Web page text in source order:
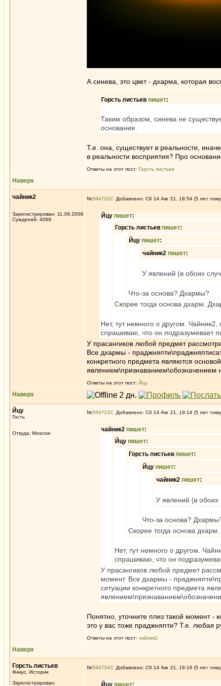
А синева, это цвет - дхарма, которая
Горсть листьев пишет:
Таким образом, синева не
основания.
Т.е. она, существует в реальности,
в реальности восприятия? Про
Ответы на этот пост: Горсть листьев
Наверх
чайник2
Зарегистрирован: 11.09.2008
Суждений: 4069
№584722 Добавлено: Сб 14 Авг 21, 18:54 (5 лет
Йцу пишет:
Горсть листьев пишет:
Йцу пишет:
чайник2 пишет:
У явлений (в обоих
Что-за основа? Дхармы?
Скорее тогда основа дхарм.
Нет, тут немного о другом.
спрашиваю, что он подразумевает
У прасангиков любой предмет
Все дхармы -
конкретного предмета являются
явлением\признаванием\обозначением
Ответы на этот пост: Йцу
Наверх
Йцу
Гость
Откуда: Moscow
№584723 Добавлено: Сб 14 Авг 21, 19:14 (5 лет
чайник2 пишет:
Йцу пишет:
Горсть листьев пишет:
Йцу пишет:
чайник2 пишет:
У явлений (в обоих
Что-за основа?
Скорее тогда основа
Нет, тут немного о другом.
спрашиваю, что он
У прасангиков любой предмет
момент. Все дхармы -
ситуации конкретного предмета
Понятно, уточните плиз такой момент -
это у вас тоже праджняпти? Т.е. любая
Ответы на этот пост: чайник2
Наверх
Горсть листьев
Фикус, Историк
Зарегистрирован:
№584724 Добавлено: Сб 14 Авг 21, 19:16 (5 лет
Йцу пишет: